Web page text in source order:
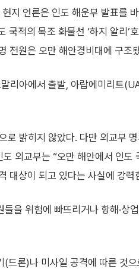
지 언론은 인도 해운부 발표를
적의 목조 화물선 ‘하지 알리’
전원은 오만 해안경비대에 구조
리아에서 출발, 아랍에미리트
로 밝히지 않았다. 다만 외교부 명
외교부는 “오만 해안에서 인도
대상이 되고 있다는 사실에 강력
을 위험에 빠뜨리거나 항해·상
드론)나 미사일 공격에 따른 것